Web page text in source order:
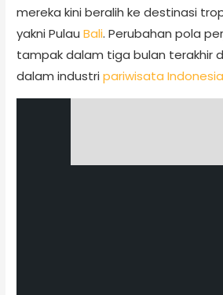
mereka kini beralih ke destinasi
yakni Pulau Bali. Perubahan pola
tampak dalam tiga bulan terakhir
dalam industri pariwisata Indonesia